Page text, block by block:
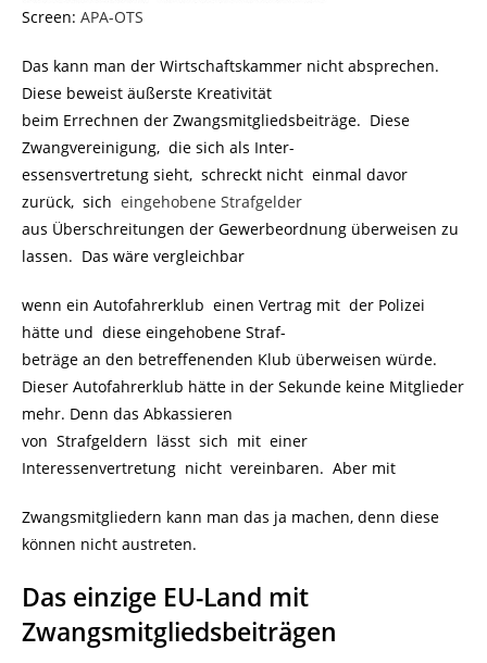
Screen: APA-OTS
Das kann man der Wirtschaftskammer nicht absprechen.
Diese beweist äußerste Kreativität
beim Errechnen der Zwangsmitgliedsbeiträge. Diese
Zwangvereinigung, die sich als Inter-
essensvertretung sieht, schreckt nicht einmal davor
zurück, sich eingehobene Strafgelder
aus Überschreitungen der Gewerbeordnung überweisen zu
lassen. Das wäre vergleichbar
wenn ein Autofahrerklub einen Vertrag mit der Polizei
hätte und diese eingehobene Straf-
beträge an den betreffenenden Klub überweisen würde.
Dieser Autofahrerklub hätte in der Sekunde keine Mitglieder
mehr. Denn das Abkassieren
von Strafgeldern lässt sich mit einer
Interessenvertretung nicht vereinbaren. Aber mit
Zwangsmitgliedern kann man das ja machen, denn diese
können nicht austreten.
Das einzige EU-Land mit
Zwangsmitgliedsbeiträgen